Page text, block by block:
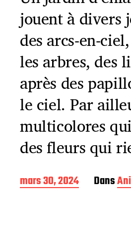
jouent à divers
des arcs-en-
les arbres, des
après des
le ciel. Par
multicolores
des fleurs qui
D
a
mars 30, 2024 Dans